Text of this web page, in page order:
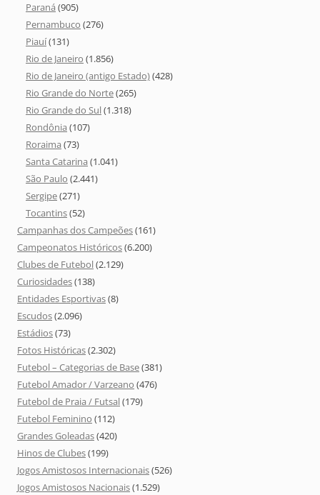
Paraná (905)
Pernambuco (276)
Piauí(131)
Rio de Janeiro (1.856)
Rio de Janeiro (antigo Estado)(428)
Rio Grande do Norte(265)
Rio Grande do Sul(1.318)
Rondônia (107)
Roraima (73)
Santa Catarina (1.041)
São Paulo (2.441)
Sergipe(271)
Tocantins(52)
Campanhas dos Campeões(161)
Campeonatos Históricos(6.200)
Clubes de Futebol(2.129)
Curiosidades(138)
Entidades Esportivas(8)
Escudos(2.096)
Estádios(73)
Fotos Históricas(2.302)
Futebol – Categorias de Base(381)
Futebol Amador / Varzeano (476)
Futebol de Praia / Futsal(179)
Futebol Feminino (112)
Grandes Goleadas(420)
Hinos de Clubes(199)
Jogos Amistosos Internacionais(526)
Jogos Amistosos Nacionais(1.529)